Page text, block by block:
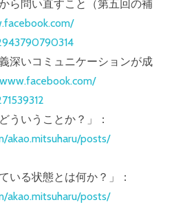
ら問い直すこと（第五回の補
深いコミュニケーションが成
ういうことか？」：
akao.mitsuharu/posts/
いる状態とは何か？」：
akao.mitsuharu/posts/